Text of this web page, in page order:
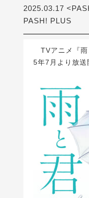
2025.03.17
PASH! PLUS
TVアニメ『雨
5年7月より放送